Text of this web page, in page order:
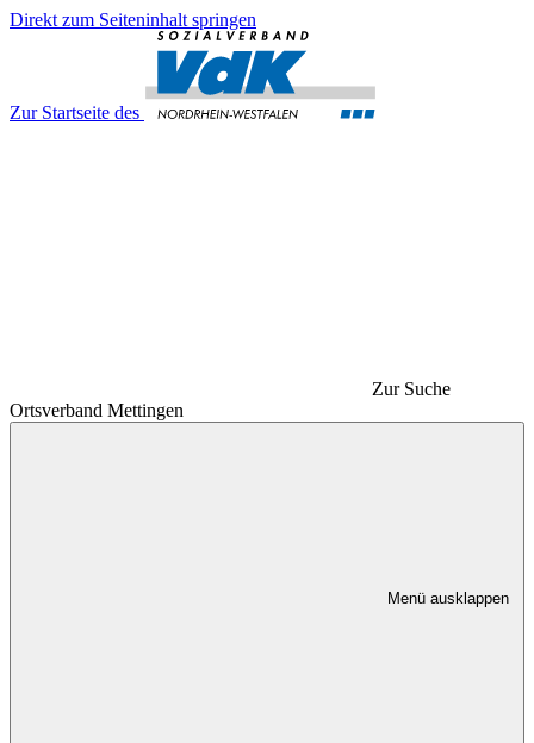
Direkt zum Seiteninhalt springen
Zur Startseite des
Zur Suche
Ortsverband Mettingen
Menü ausklappen